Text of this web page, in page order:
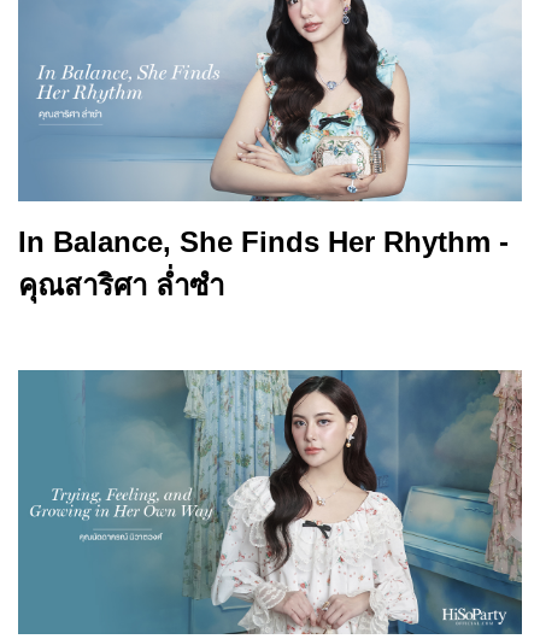
In Balance, She Finds Her Rhythm -
คุณสาริศา ล่ำซำ